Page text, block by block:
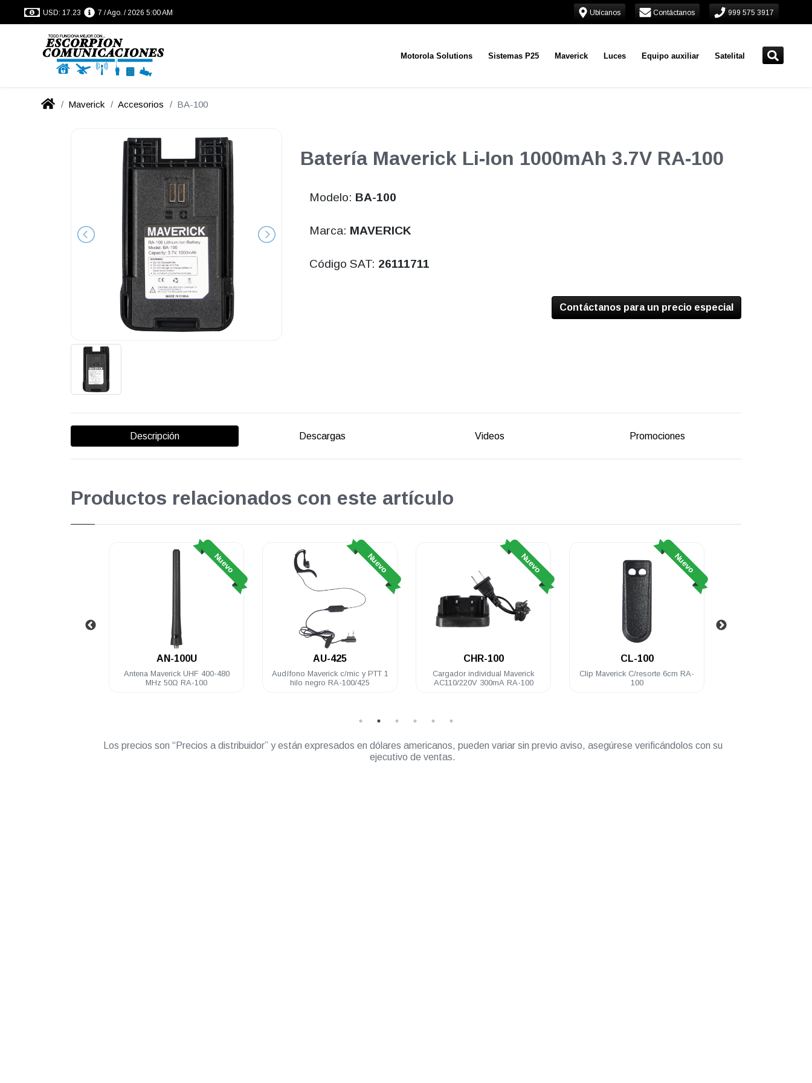
USD: 17.23 7 / Ago. / 2026 5:00 AM Ubícanos Contáctanos 999 575 3917
Motorola Solutions Sistemas P25 Maverick Luces Equipo auxiliar Satelital
Maverick Accesorios BA-100
Batería Maverick Li-Ion 1000mAh 3.7V RA-100
Modelo: BA-100
Marca: MAVERICK
Código SAT: 26111711
Contáctanos para un precio especial
Descripción Descargas Videos Promociones
Productos relacionados con este artículo
Nuevo
AN-100U
Antena Maverick UHF 400-480
MHz 50Ω RA-100
Nuevo
AU-425
Audífono Maverick c/mic y PTT 1
hilo negro RA-100/425
Nuevo
CHR-100
Cargador individual Maverick
AC110/220V 300mA RA-100
Nuevo
CL-100
Clip Maverick C/resorte 6cm RA-
100
Los precios son “Precios a distribuidor” y están expresados en dólares americanos, pueden variar sin previo aviso, asegúrese verificándolos con su
ejecutivo de ventas.